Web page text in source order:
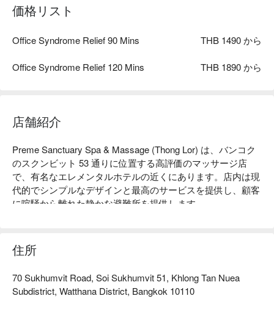
価格リスト
Office Syndrome Relief 90 Mins THB 1490 から
Office Syndrome Relief 120 Mins THB 1890 から
店舗紹介
Preme Sanctuary Spa & Massage (Thong Lor) は、バンコク
のスクンビット 53 通りに位置する高評価のマッサージ店
で、有名なエレメンタルホテルの近くにあります。店内は現
代的でシンプルなデザインと最高のサービスを提供し、顧客
に喧騒から離れた静かな避難所を提供します。
店内の環境はシンプルでスタイリッシュで、静かでプライベ
ートな雰囲気が漂い、すべてのディテールが最高のクオリテ
全に邪魔されることなく施術を楽しむことができ、心身の深
いリラクゼーションを求める方にとって完璧な場所です。
住所
70 Sukhumvit Road, Soi Sukhumvit 51, Khlong Tan Nuea
Subdistrict, Watthana District, Bangkok 10110